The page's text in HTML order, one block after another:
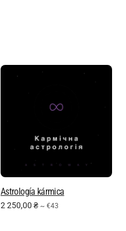
Astrología kármica
2 250,00 ₴ ~ €43